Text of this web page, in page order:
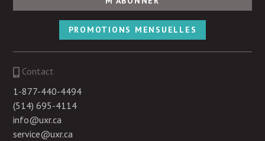
PROMOTIONS MENSUELLES
Contact
1-877-440-4494
(514) 695-4114
info@uxr.ca
service@uxr.ca